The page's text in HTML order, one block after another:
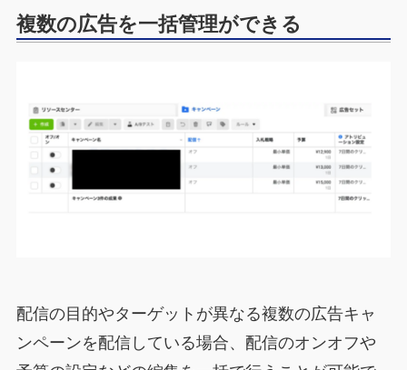
複数の広告を一括管理ができる
配信の目的やターゲットが異なる複数の広告キャ
ンペーンを配信している場合、配信のオンオフや